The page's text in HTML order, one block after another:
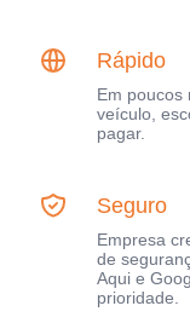
Rápido
Em poucos
veículo,
pagar.
Seguro
Empresa
de
Aqui e
prioridade.